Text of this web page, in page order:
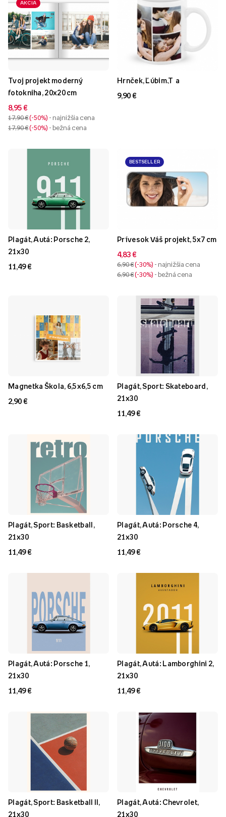
AKCIA
Tvoj projekt moderný
fotokniha, 20x20 cm
8,95 €
17,90 € -50% - najnižšia cena
17,90 € -50% - bežná cena
Hrnček, Ľúbim T`a
9,90 €
Plagát, Autá: Porsche 2,
21x30
11,49 €
BESTSELLER
Prívesok Váš projekt, 5x7 cm
4,83 €
6,90 € -30% - najnižšia cena
6,90 € -30% - bežná cena
Magnetka Škola, 6,5x6,5 cm
2,90 €
Plagát, Sport: Skateboard,
21x30
11,49 €
Plagát, Sport: Basketball,
21x30
11,49 €
Plagát, Autá: Porsche 4,
21x30
11,49 €
Plagát, Autá: Porsche 1,
21x30
11,49 €
Plagát, Autá: Lamborghini 2,
21x30
11,49 €
Plagát, Sport: Basketball II,
21x30
Plagát, Autá: Chevrolet,
21x30